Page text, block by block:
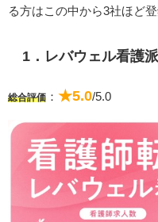
る方はこの中から3社ほど
1．レバウェル看護
総合評価 ： ★5.0/5.0